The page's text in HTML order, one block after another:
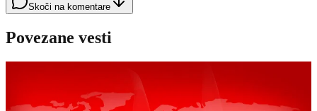
Skoči na komentare
Povezane vesti